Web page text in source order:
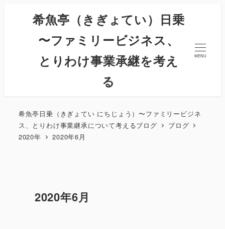
希魚亭（きぎょてい）日乗
〜ファミリービジネス、
とりわけ事業承継を考え
る
MENU
希魚亭日乗（きぎょてい にちじょう）〜ファミリービジネ
ス、とりわけ事業継承について考えるブログ
ブログ
2020年
2020年6月
2020年6月